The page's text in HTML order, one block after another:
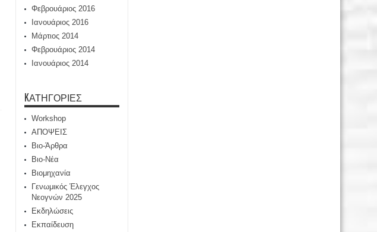
Φεβρουάριος 2016
Ιανουάριος 2016
Μάρτιος 2014
Φεβρουάριος 2014
Ιανουάριος 2014
KΑΤΗΓΟΡΊΕΣ
Workshop
ΑΠΟΨΕΙΣ
Βιο-Άρθρα
Βιο-Νέα
Βιομηχανία
Γενωμικός Έλεγχος
Νεογνών 2025
Εκδηλώσεις
Εκπαίδευση